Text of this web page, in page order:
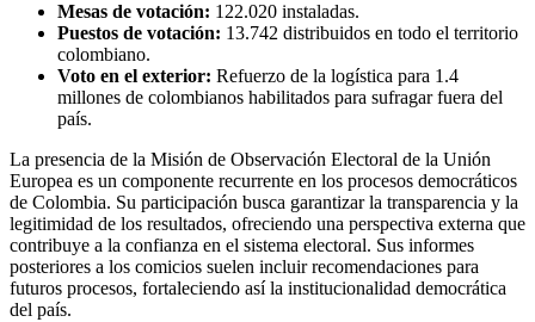
Mesas de votación: 122.020 instaladas.
Puestos de votación: 13.742 distribuidos en todo el territorio
colombiano.
Voto en el exterior: Refuerzo de la logística para 1.4
millones de colombianos habilitados para sufragar fuera del
país.
La presencia de la Misión de Observación Electoral de la Unión
Europea es un componente recurrente en los procesos democráticos
de Colombia. Su participación busca garantizar la transparencia y la
legitimidad de los resultados, ofreciendo una perspectiva externa que
contribuye a la confianza en el sistema electoral. Sus informes
posteriores a los comicios suelen incluir recomendaciones para
futuros procesos, fortaleciendo así la institucionalidad democrática
del país.